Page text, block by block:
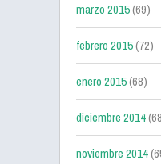
marzo 2015(69)
febrero 2015(72)
enero 2015(68)
diciembre 2014
noviembre 2014